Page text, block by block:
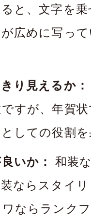
と、文字を
広めに写っ
り見えるか：
すが、年賀
しての役割
いか： 和装
ならスタイ
ならランク